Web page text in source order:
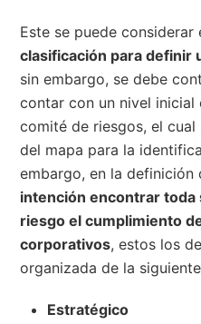
Este se puede considerar
clasificación para definir
sin embargo, se debe
contar con un nivel inicial
comité de riesgos, el
del mapa para la
embargo, en la
intención encontrar toda
riesgo el cumplimiento
corporativos, estos los
organizada de la
Estratégico